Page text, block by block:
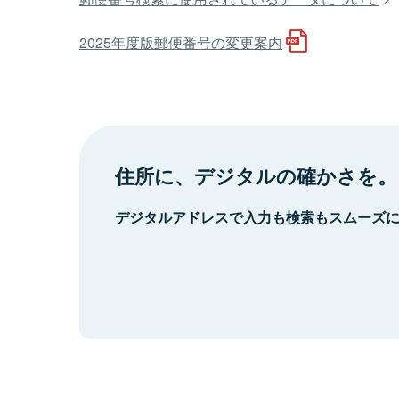
2025年度版郵便番号の変更案内
住所に、デジタルの確かさを。
デジタルアドレスで入力も検索もスムーズ